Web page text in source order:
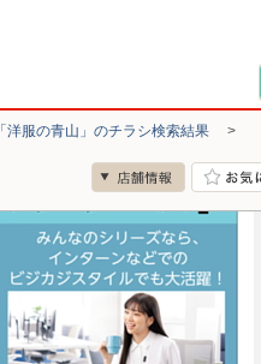
「洋服の青山」のチラシ検索結果 >